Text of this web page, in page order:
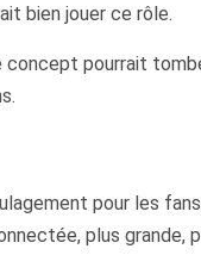
bien jouer ce rôle.
pourrait
pour les
plus grande,